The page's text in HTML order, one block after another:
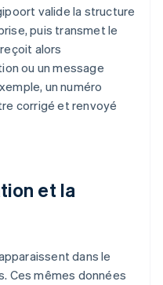
valide la structure
puis transmet le
alors
ou un message
un numéro
corrigé et renvoyé
et la
dans le
Ces mêmes données